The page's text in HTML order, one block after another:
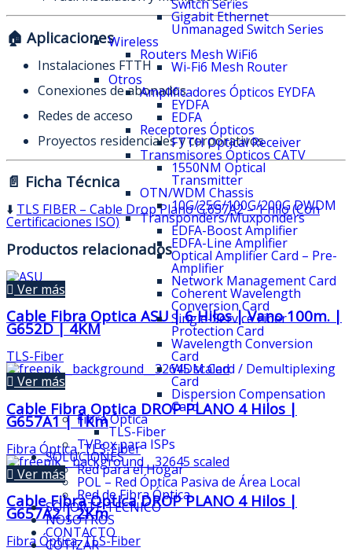
Switch Series
Gigabit Ethernet
Unmanaged Switch Series
Wireless
Routers Mesh WiFi6
Wi-Fi6 Mesh Router
Otros
Amplificadores Ópticos EYDFA
EYDFA
EDFA
Receptores Ópticos
FTTH Optical Receiver
Transmisores Ópticos CATV
1550NM Optical
Transmitter
OTN/WDM Chassis
10G/25G/100G/200G DWDM
Transponders/Muxponders
EDFA-Boost Amplifier
EDFA-Line Amplifier
Optical Amplifier Card – Pre-
Amplifier
Network Management Card
Coherent Wavelength
Conversion Card
Single-Service Fiber
Protection Card
Wavelength Conversion
Card
WDM Card / Demultiplexing
Card
Dispersion Compensation
Card
Fibra Óptica
TLS-Fiber
TVBox para ISPs
SOLUCIONES
Red para el Hogar
POL – Red Óptica Pasiva de Área Local
Red de Fibra Óptica
SOPORTE TÉCNICO
NOSOTROS
CONTACTO
COTIZAR
🏠 Aplicaciones
Instalaciones FTTH
Conexiones de abonados
Redes de acceso
Proyectos residenciales y corporativos
📄 Ficha Técnica
⬇️ TLS FIBER – Cable Drop Plano G.657A2 – 1 hilo (Con
Certificaciones ISO)
Productos relacionados
Ver más
Cable Fibra Optica ASU | 6 Hilos | Vano 100m. |
G652D | 4KM
TLS-Fiber
Ver más
Cable Fibra Optica DROP PLANO 4 Hilos |
G657A1 | 1Km
Fibra Óptica,TLS-Fiber
Ver más
Cable Fibra Optica DROP PLANO 4 Hilos |
G657A2 | 2Km
Fibra Óptica,TLS-Fiber